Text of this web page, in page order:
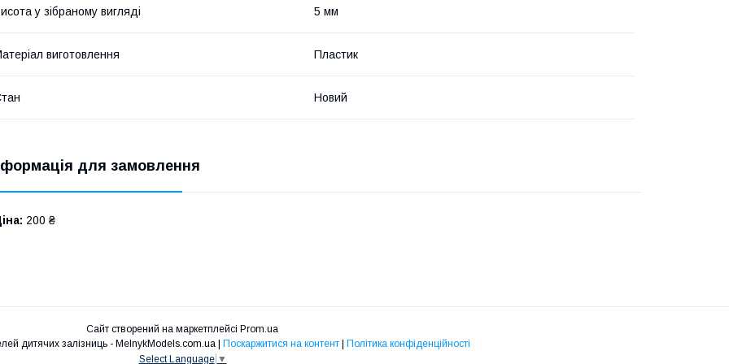
у зібраному вигляді 5 мм
виготовлення Пластик
Новий
для замовлення
200 ₴
Сайт створений на маркетплейсі Prom.ua
Інтернет магазин моделей дитячих залізниць - MelnykModels.com.ua | Поскаржитися на контент | Політика конфіденційності
Select Language ▼